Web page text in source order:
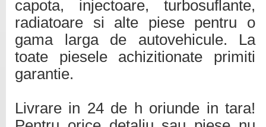
capota, injectoare, turbosuflante,
radiatoare si alte piese pentru o
gama larga de autovehicule. La
toate piesele achizitionate primiti
garantie.
Livrare in 24 de h oriunde in tara!